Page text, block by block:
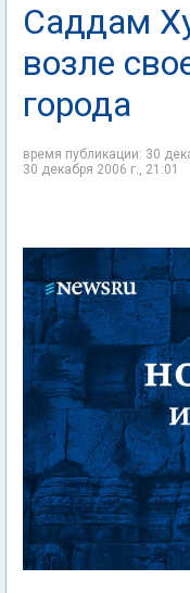
Саддам
возле
города
время публикации: 30
30 декабря 2006 г., 21:01